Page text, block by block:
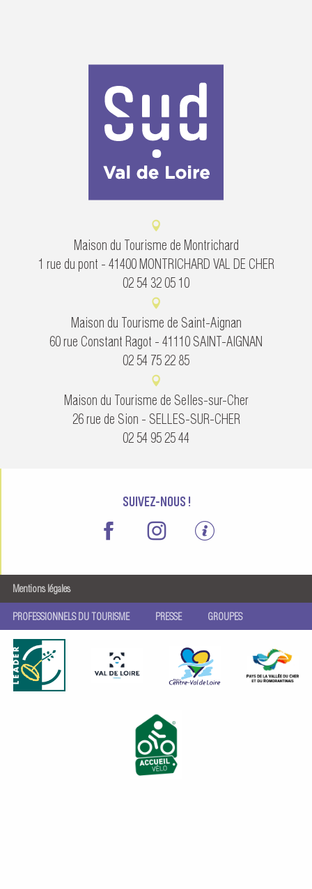
Maison du Tourisme de Montrichard
1 rue du pont - 41400 MONTRICHARD VAL DE CHER
02 54 32 05 10
Maison du Tourisme de Saint-Aignan
60 rue Constant Ragot - 41110 SAINT-AIGNAN
02 54 75 22 85
Maison du Tourisme de Selles-sur-Cher
26 rue de Sion - SELLES-SUR-CHER
02 54 95 25 44
SUIVEZ-NOUS !
Mentions légales
PROFESSIONNELS DU TOURISME PRESSE GROUPES